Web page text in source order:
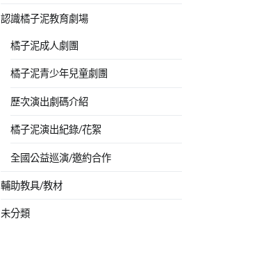
認識橘子泥教育劇場
橘子泥成人劇團
橘子泥青少年兒童劇團
歷次演出劇碼介紹
橘子泥演出紀錄/花絮
全國公益巡演/邀約合作
輔助教具/教材
未分類